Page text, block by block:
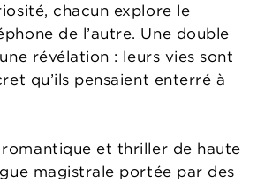
chacun explore le
de l’autre. Une double
révélation : leurs vies sont
qu’ils pensaient enterré à
et thriller de haute
magistrale portée par des